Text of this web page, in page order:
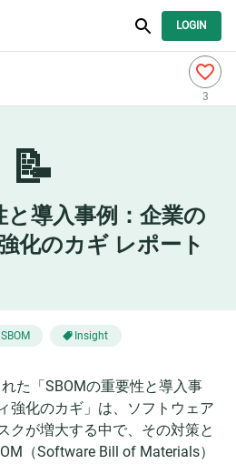
LOGIN
3
📝
と導入事例：企業の
化のカギ レポート
SBOM Insight
た「SBOMの重要性と導入事
強化のカギ」は、ソフトウェア
クが増大する中で、その対策と
（Software Bill of Materials）